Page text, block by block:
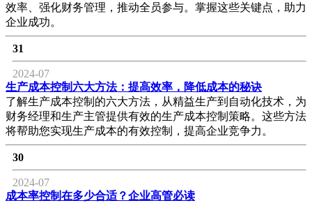
效率、强化财务管理，推动全员参与。掌握这些关键点，助力
企业成功。
31
2024-07
生产成本控制六大方法：提高效率，降低成本的秘诀
了解生产成本控制的六大方法，从精益生产到自动化技术，为
财务经理和生产主管提供有效的生产成本控制策略。这些方法
将帮助您实现生产成本的有效控制，提高企业竞争力。
30
2024-07
成本率控制在多少合适？企业高管必读